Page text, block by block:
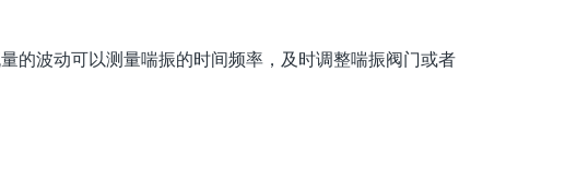
的波动可以测量喘振的时间频率，及时调整喘振阀门或者